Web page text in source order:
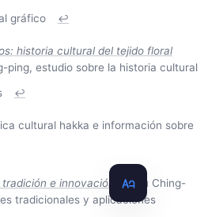
gráfico
↩
historia cultural del tejido floral
ping, estudio sobre la historia cultural
↩
cultural hakka e información sobre
e innovación
— Wu Ching-
tradicionales y aplicaciones